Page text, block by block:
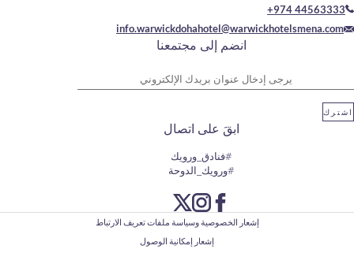
انضم إلى مجتمعنا
ابقَ على اتصال
إشعار الخصوصية وسياسة ملفات تعريف الارتباط
إشعار إمكانية الوصول